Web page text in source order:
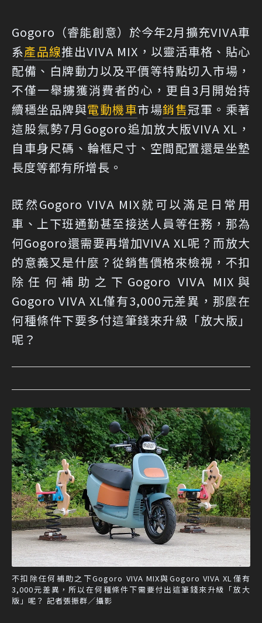
Gogoro（睿能創意）於今年2月擴充VIVA車
系產品線推出VIVA MIX，以靈活車格、貼心
配備、白牌動力以及平價等特點切入市場，
不僅一舉擄獲消費者的心，更自3月開始持
續穩坐品牌與電動機車市場銷售冠軍。乘著
這股氣勢7月Gogoro追加放大版VIVA XL，
自車身尺碼、輪框尺寸、空間配置還是坐墊
長度等都有所增長。
既然Gogoro VIVA MIX就可以滿足日常用
車、上下班通勤甚至接送人員等任務，那為
何Gogoro還需要再增加VIVA XL呢？而放大
的意義又是什麼？從銷售價格來檢視，不扣
除任何補助之下Gogoro VIVA MIX與
Gogoro VIVA XL僅有3,000元差異，那麼在
何種條件下要多付這筆錢來升級「放大版」
呢？
不扣除任何補助之下Gogoro VIVA MIX與Gogoro VIVA XL僅有
3,000元差異，所以在何種條件下需要付出這筆錢來升級「放大
版」呢？ 記者張振群／攝影